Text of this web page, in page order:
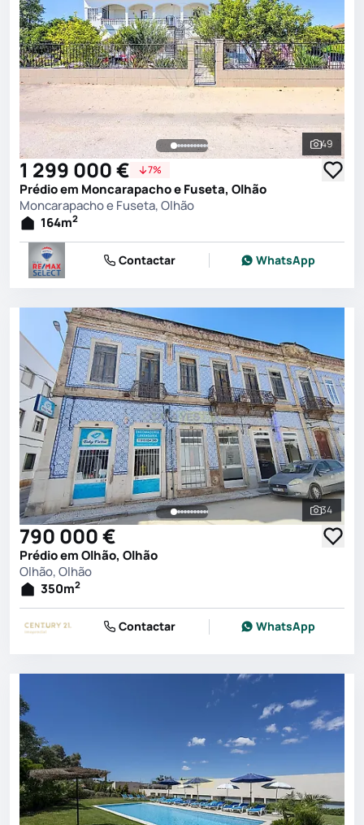
Ver
49
1 299 000 € 7%
Prédio em Moncarapacho e Fuseta, Olhão
Moncarapacho e Fuseta, Olhão
164m2
Contactar WhatsApp
Ver
34
790 000 €
Prédio em Olhão, Olhão
Olhão, Olhão
350m2
Contactar WhatsApp